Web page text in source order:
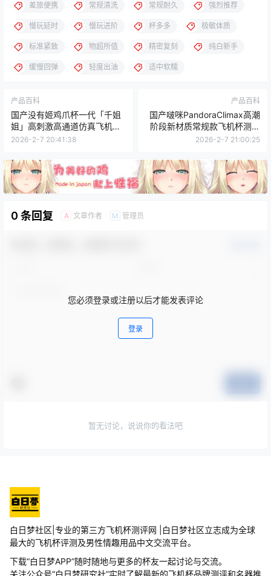
差旅便携 常规清洗 常规耐久 强烈推荐
慢玩延时 慢玩进阶 杯多多 极敏体质
标准紧致 物超所值 精密复刻 纯白新手
缓慢回弹 轻度出油 适中软糯
产品百科
国产没有姬鸡爪杯一代「千姐
姐」高刺激高通道仿真飞机杯
深度测评报告
2026-2-7 20:41:38
产品百科
国产啵咪PandoraClimax高潮
阶段新材质常规款飞机杯测评
报告
2026-2-7 21:00:25
0 条回复 A 文章作者 M 管理员
您必须登录或注册以后才能发表评论
登录
暂无讨论，说说你的看法吧
白日梦社区|专业的第三方飞机杯测评网 |白日梦社区立志成为全球
最大的飞机杯评测及男性情趣用品中文交流平台。
下载“白日梦APP”随时随地与更多的杯友一起讨论与交流。